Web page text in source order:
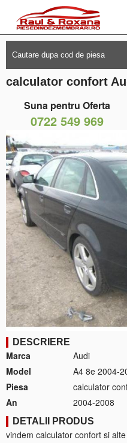
calculator confort
Suna pentru Oferta
0722 549 969
DESCRIERE
Marca
Audi
Model
A4 8e 2004-
Piesa
calculator
An
2004-2008
DETALII PRODUS
vindem calculator confort si